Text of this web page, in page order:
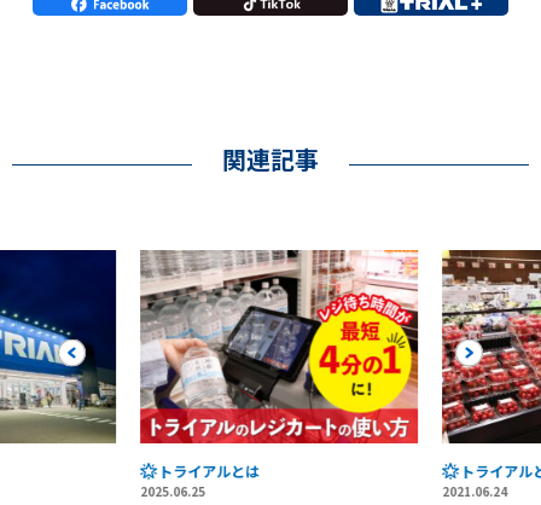
関連記事
Previous
トライアルとは
2025.06.25
トライアル
2021.06.24
Next